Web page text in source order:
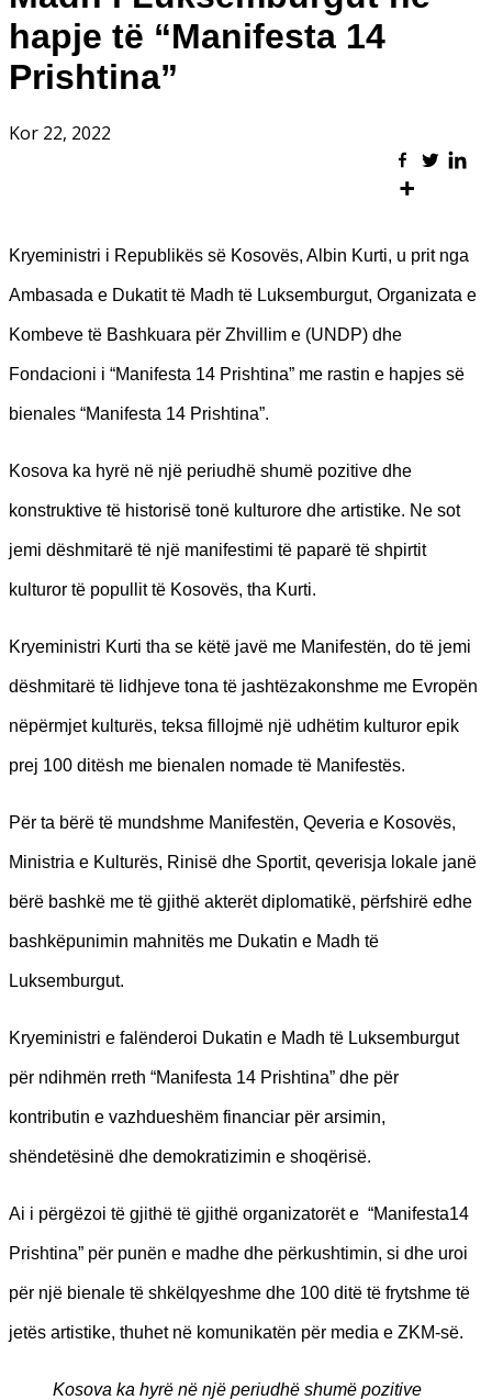
hapje të “Manifesta 14
Prishtina”
Kor 22, 2022
Kryeministri i Republikës së Kosovës, Albin Kurti, u prit nga
Ambasada e Dukatit të Madh të Luksemburgut, Organizata e
Kombeve të Bashkuara për Zhvillim e (UNDP) dhe
Fondacioni i “Manifesta 14 Prishtina” me rastin e hapjes së
bienales “Manifesta 14 Prishtina”.
Kosova ka hyrë në një periudhë shumë pozitive dhe
konstruktive të historisë tonë kulturore dhe artistike. Ne sot
jemi dëshmitarë të një manifestimi të paparë të shpirtit
kulturor të popullit të Kosovës, tha Kurti.
Kryeministri Kurti tha se këtë javë me Manifestën, do të jemi
dëshmitarë të lidhjeve tona të jashtëzakonshme me Evropën
nëpërmjet kulturës, teksa fillojmë një udhëtim kulturor epik
prej 100 ditësh me bienalen nomade të Manifestës.
Për ta bërë të mundshme Manifestën, Qeveria e Kosovës,
Ministria e Kulturës, Rinisë dhe Sportit, qeverisja lokale janë
bërë bashkë me të gjithë akterët diplomatikë, përfshirë edhe
bashkëpunimin mahnitës me Dukatin e Madh të
Luksemburgut.
Kryeministri e falënderoi Dukatin e Madh të Luksemburgut
për ndihmën rreth “Manifesta 14 Prishtina” dhe për
kontributin e vazhdueshëm financiar për arsimin,
shëndetësinë dhe demokratizimin e shoqërisë.
Ai i përgëzoi të gjithë të gjithë organizatorët e “Manifesta14
Prishtina” për punën e madhe dhe përkushtimin, si dhe uroi
për një bienale të shkëlqyeshme dhe 100 ditë të frytshme të
jetës artistike, thuhet në komunikatën për media e ZKM-së.
Kosova ka hyrë në një periudhë shumë pozitive